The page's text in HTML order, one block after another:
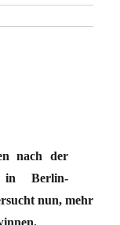
nach der
in Berlin-
nun, mehr